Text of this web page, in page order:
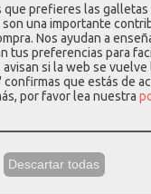
que prefieres las
una importante
Nos ayudan a
tus preferencias para
si la web se vuelve
confirmas que estás de
por favor lea nuestra
Descartar todas